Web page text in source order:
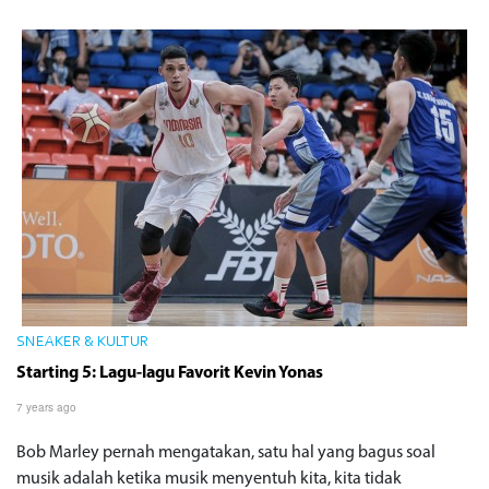
SNEAKER & KULTUR
Starting 5: Lagu-lagu Favorit Kevin Yonas
7 years ago
Bob Marley pernah mengatakan, satu hal yang bagus soal
musik adalah ketika musik menyentuh kita, kita tidak